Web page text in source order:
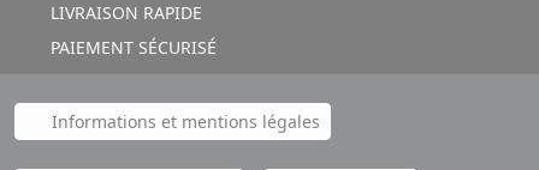
LIVRAISON RAPIDE
PAIEMENT SÉCURISÉ
Informations et mentions légales